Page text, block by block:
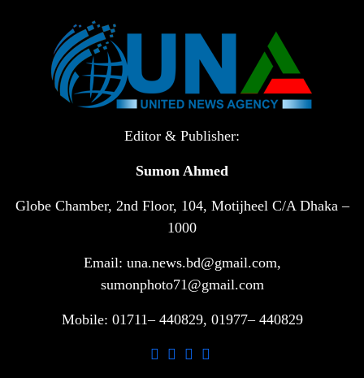
টানা ৩ ম্যাচে গোল ভিনির, ইতিহাস বলছে
বিশ্বকাপ জিতবে ব্রাজিল
সরকারি ৩শ কেজি বই বিক্রির অভিযোগ
মাদ্রাসা সুপারের বিরুদ্ধে
গাড়ি বিক্রির পর মালিকানা পরিবর্তনে কঠোর
নির্দেশনা
লড়াই চালিয়ে যেতে হবে: নাহিদ
ঢাবিতে মাথায় কাঁঠাল পড়ে মালির মৃত্যু
Editor & Publisher:
Sumon Ahmed
Globe Chamber, 2nd Floor, 104, Motijheel C/A Dhaka –
1000
Email: una.news.bd@gmail.com,
sumonphoto71@gmail.com
Mobile: 01711– 440829, 01977– 440829